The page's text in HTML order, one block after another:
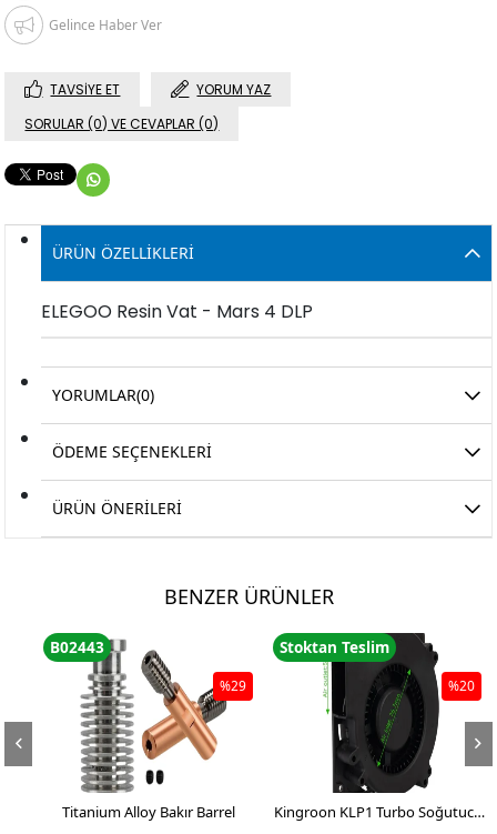
Gelince Haber Ver
TAVSIYE ET
YORUM YAZ
SORULAR (0) VE CEVAPLAR (0)
ÜRÜN ÖZELLIKLERI
ELEGOO Resin Vat - Mars 4 DLP
YORUMLAR(0)
ÖDEME SEÇENEKLERI
ÜRÜN ÖNERILERI
BENZER ÜRÜNLER
Titanium Alloy Bakır Barrel
%29
B02443
Kingroon KLP1 Turbo Soğutucu
%20
Stoktan Teslim
3D